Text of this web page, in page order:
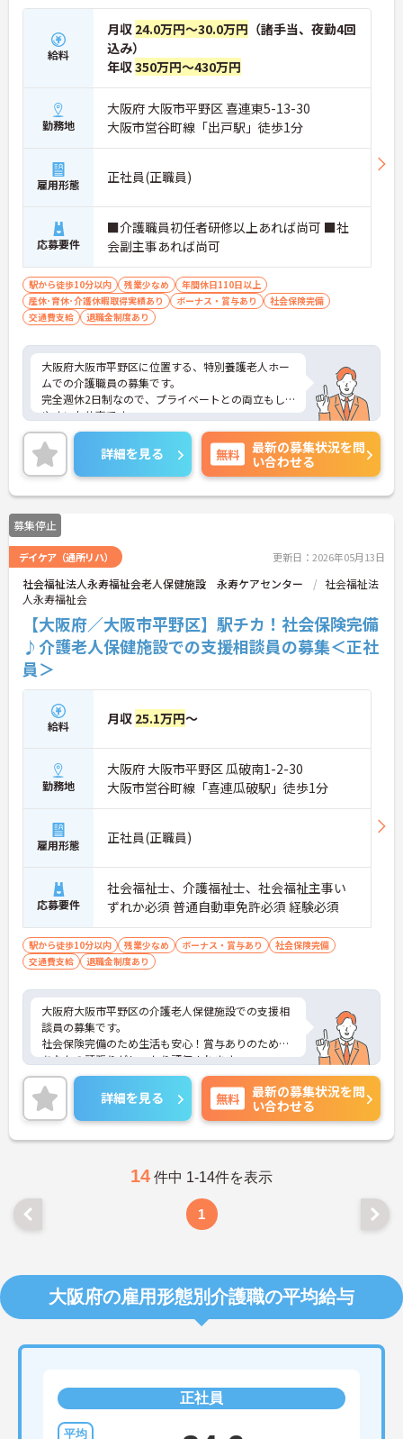
給料
月収 24.0万円～30.0万円 （諸手当、夜勤4回
込み）
年収350万円～430万円
勤務地
大阪府 大阪市平野区 喜連東5-13-30
大阪市営谷町線「出戸駅」徒歩1分
雇用形態 正社員(正職員)
応募要件
■介護職員初任者研修以上あれば尚可 ■社
会副主事あれば尚可
駅から徒歩10分以内 残業少なめ
年間休日110日以上
産休･育休･介護休暇取得実績あり
ボーナス・賞与あり
社会保険完備
交通費支給
退職金制度あり
大阪府大阪市平野区に位置する、特別養護老人ホー
ムでの介護職員の募集です。
完全週休2日制なので、プライベートとの両立もし
やすいお仕事です。
また正社員登用があり、過去3年間に3名の方の登用
実績があるので、将来的に正社員として働きたい方
にもおすすめです。ご興味のある方は、面接ポイン
トをお伝えしますのでお気軽にご連絡ください。
詳細を見る 無料
最新の募集状況を問
い合わせる
募集停止
デイケア（通所リハ） 更新日：2026年05月13日
社会福祉法人永寿福祉会老人保健施設 永寿ケアセンター
社会福祉法
人永寿福祉会
【大阪府／大阪市平野区】駅チカ！社会保険完備
♪介護老人保健施設での支援相談員の募集＜正社
員＞
給料 月収 25.1万円～
勤務地
大阪府 大阪市平野区 瓜破南1-2-30
大阪市営谷町線「喜連瓜破駅」徒歩1分
雇用形態 正社員(正職員)
応募要件
社会福祉士、介護福祉士、社会福祉主事い
ずれか必須 普通自動車免許必須 経験必須
駅から徒歩10分以内 残業少なめ ボーナス・賞与あり
社会保険完備
交通費支給
退職金制度あり
大阪府大阪市平野区の介護老人保健施設での支援相
談員の募集です。
社会保険完備のため生活も安心！賞与ありのため、
あなたの頑張りがしっかり評価されます。
ご興味のある方は、面接のポイントをお伝えします
のでお気軽にお問い合せください。
詳細を見る 無料
最新の募集状況を問
い合わせる
14 件中 1-14件を表示
1
大阪府の雇用形態別介護職の平均給与
正社員